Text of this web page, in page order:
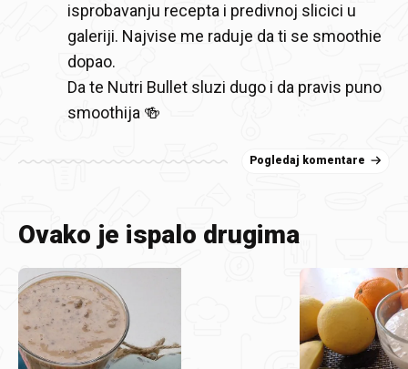
isprobavanju recepta i predivnoj slicici u
galeriji. Najvise me raduje da ti se smoothie
dopao.
Da te Nutri Bullet sluzi dugo i da pravis puno
smoothija 🍻
Pogledaj komentare
Ovako je ispalo drugima